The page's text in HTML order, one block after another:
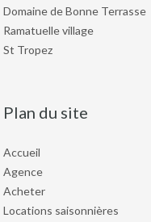
Domaine de Bonne Terrasse
Ramatuelle village
St Tropez
Plan du site
Accueil
Agence
Acheter
Locations saisonnières